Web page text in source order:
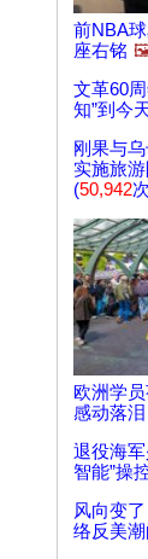
前NBA
座右铭
文革60
知”到今
刚果与
实施旅
(50,942
欧洲学
感动落泪
退役海
智能”操
风向变
络反美